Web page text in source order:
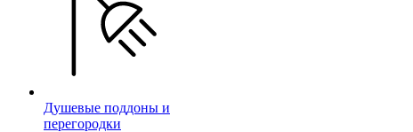
Душевые поддоны и
перегородки